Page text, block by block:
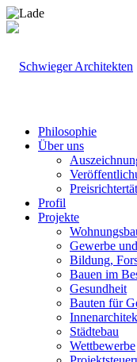
Philosophie
Über uns
Profil
Projekte
Gewerbe
Bildung,
Bauen im
Gesundheit
Bauten für
Städtebau
Wettbewerbe